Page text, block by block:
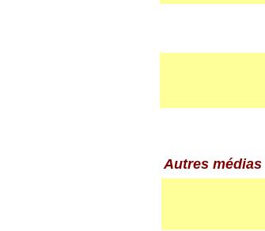
Autres